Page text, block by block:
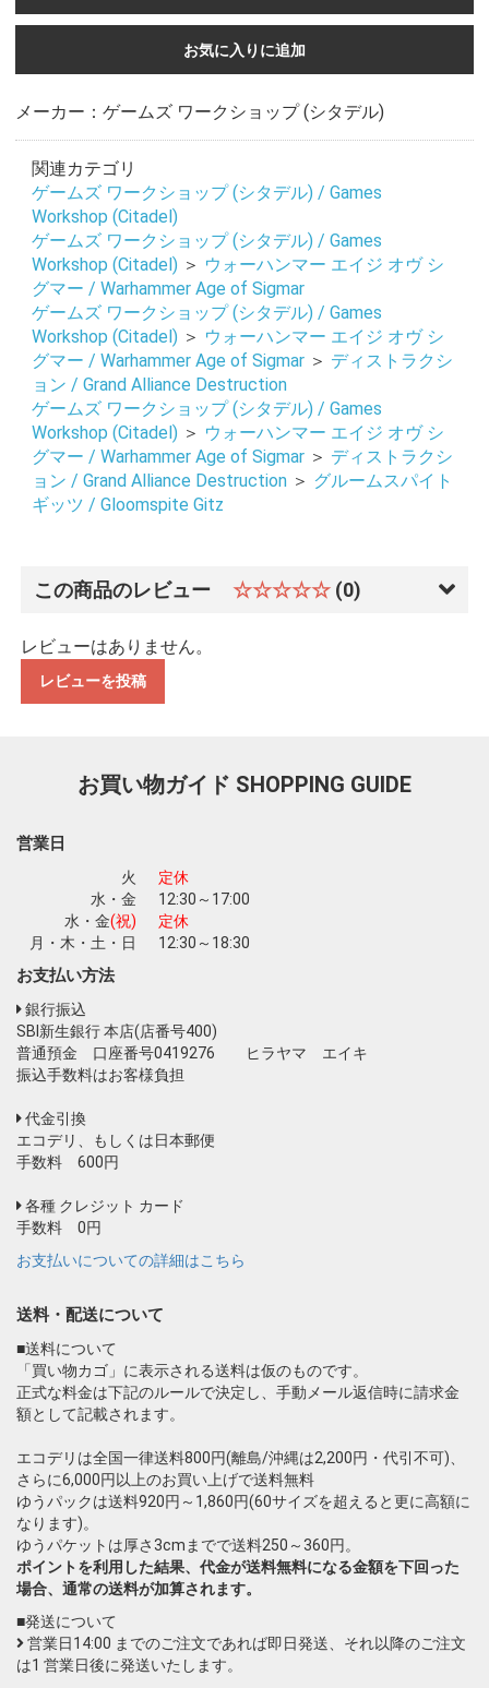
お買い物を続ける カートへ進む
お気に入りに追加
メーカー：ゲームズ ワークショップ (シタデル)
関連カテゴリ
ゲームズ ワークショップ (シタデル) / Games
Workshop (Citadel)
ゲームズ ワークショップ (シタデル) / Games
Workshop (Citadel) ＞ ウォーハンマー エイジ オヴ シ
グマー / Warhammer Age of Sigmar
ゲームズ ワークショップ (シタデル) / Games
Workshop (Citadel) ＞ ウォーハンマー エイジ オヴ シ
グマー / Warhammer Age of Sigmar ＞ ディストラクシ
ョン / Grand Alliance Destruction
ゲームズ ワークショップ (シタデル) / Games
Workshop (Citadel) ＞ ウォーハンマー エイジ オヴ シ
グマー / Warhammer Age of Sigmar ＞ ディストラクシ
ョン / Grand Alliance Destruction ＞ グルームスパイト
ギッツ / Gloomspite Gitz
この商品のレビュー ☆☆☆☆☆ (0)
レビューはありません。
レビューを投稿
お買い物ガイド SHOPPING GUIDE
営業日
火
定休
水・金
12:30～17:00
水・金(祝)
定休
月・木・土・日
12:30～18:30
お支払い方法
銀行振込
SBI新生銀行 本店(店番号400)
普通預金 口座番号0419276 ヒラヤマ エイキ
振込手数料はお客様負担
代金引換
エコデリ、もしくは日本郵便
手数料 600円
各種 クレジット カード
手数料 0円
お支払いについての詳細はこちら
送料・配送について
■送料について
「買い物カゴ」に表示される送料は仮のものです。
正式な料金は下記のルールで決定し、手動メール返信時に請求金
額として記載されます。
エコデリは全国一律送料800円(離島/沖縄は2,200円・代引不可)、
さらに6,000円以上のお買い上げで送料無料
ゆうパックは送料920円～1,860円(60サイズを超えると更に高額に
なります)。
ゆうパケットは厚さ3cmまでで送料250～360円。
ポイントを利用した結果、代金が送料無料になる金額を下回った
場合、通常の送料が加算されます。
■発送について
営業日14:00 までのご注文であれば即日発送、それ以降のご注文
は1 営業日後に発送いたします。